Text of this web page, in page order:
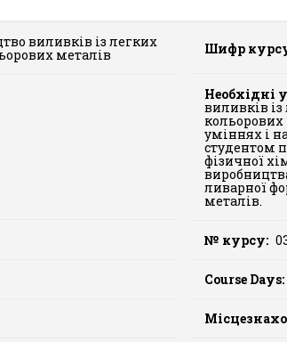
виливків із легких
металів Шифр
Необхідні
виливків із
кольорових
уміннях і
студентом
фізичної
ливарної
металів.
№ курсу:
Course Days: